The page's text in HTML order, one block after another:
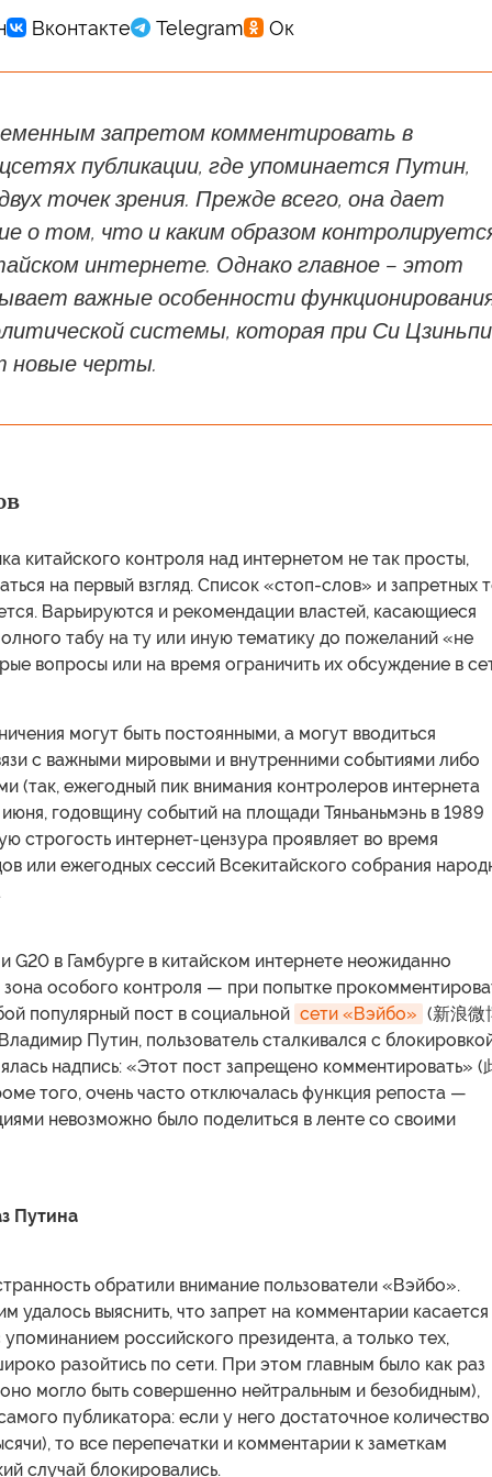
запретом комментировать в
публикации, где упоминается Путин,
точек зрения. Прежде всего, она дает
о том, что и каким образом
интернете. Однако главное – этот
важные особенности
системы, которая при Си
новые черты.
китайского контроля над интернетом не так просты,
на первый взгляд. Список «стоп-слов» и запретных
Варьируются и рекомендации властей, касающиеся
табу на ту или иную тематику до пожеланий «не
вопросы или на время ограничить их обсуждение в
могут быть постоянными, а могут вводиться
с важными мировыми и внутренними событиями либо
(так, ежегодный пик внимания контролеров интернета
годовщину событий на площади Тяньаньмэнь в 1989
строгость интернет-цензура проявляет во время
или ежегодных сессий Всекитайского собрания
G20 в Гамбурге в китайском интернете неожиданно
зона особого контроля — при попытке
популярный пост в социальной сети «Вэйбо» (新浪微
Путин, пользователь сталкивался с
надпись: «Этот пост запрещено комментировать» (
того, очень часто отключалась функция репоста —
невозможно было поделиться в ленте со своими
Путина
обратили внимание пользователи «Вэйбо».
удалось выяснить, что запрет на комментарии касается
упоминанием российского президента, а только тех,
разойтись по сети. При этом главным было как раз
могло быть совершенно нейтральным и безобидным),
публикатора: если у него достаточное количество
то все перепечатки и комментарии к заметкам
случай блокировались.